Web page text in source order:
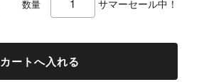
数量 サマーセール中！